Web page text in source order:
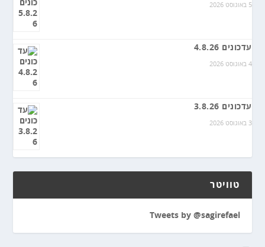
5 באוגוסט 2026
עדכונים 4.8.26
4 באוגוסט 2026
עדכונים 3.8.26
3 באוגוסט 2026
טוויטר
Tweets by @sagirefael